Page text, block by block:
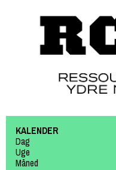
KALENDER
Dag
Uge
Måned